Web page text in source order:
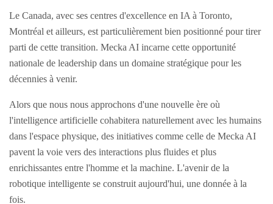
Le Canada, avec ses centres d'excellence en IA à Toronto,
Montréal et ailleurs, est particulièrement bien positionné pour tirer
parti de cette transition. Mecka AI incarne cette opportunité
nationale de leadership dans un domaine stratégique pour les
décennies à venir.
Alors que nous nous approchons d'une nouvelle ère où
l'intelligence artificielle cohabitera naturellement avec les humains
dans l'espace physique, des initiatives comme celle de Mecka AI
pavent la voie vers des interactions plus fluides et plus
enrichissantes entre l'homme et la machine. L'avenir de la
robotique intelligente se construit aujourd'hui, une donnée à la
fois.